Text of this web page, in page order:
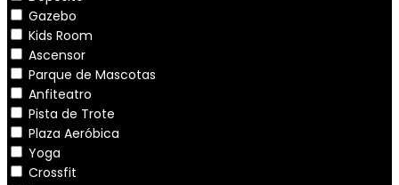
Gazebo
Kids Room
Ascensor
Parque de Mascotas
Anfiteatro
Pista de Trote
Plaza Aeróbica
Yoga
Crossfit